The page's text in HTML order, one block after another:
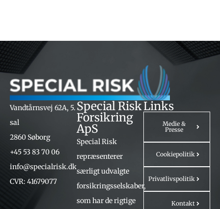
Vandtårnsvej 62A, 5.
sal
2860 Søborg
+45 53 83 70 06
info@specialrisk.dk
CVR: 41679077
Special Risk
Forsikring
ApS
Special Risk
repræsenterer
særligt udvalgte
forsikringsselskaber,
som har de rigtige
Links
Medie &
Presse
Cookiepolitik
Privatlivspolitik
Kontakt